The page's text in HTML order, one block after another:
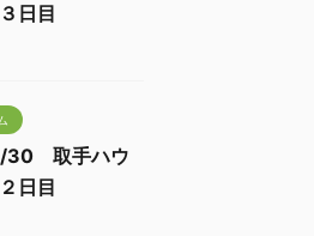
日目
30 取手ハウ
日目